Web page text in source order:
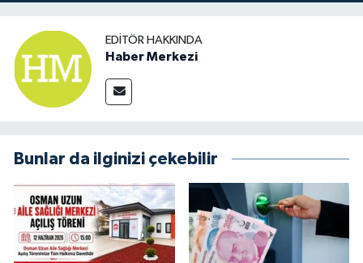
EDITÖR HAKKINDA
Haber Merkezi
Bunlar da ilginizi çekebilir